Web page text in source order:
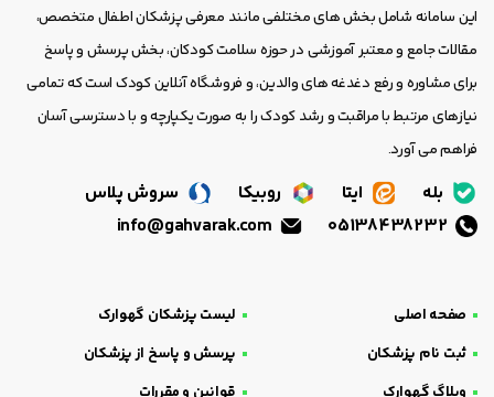
این سامانه شامل بخش های مختلفی مانند معرفی پزشکان اطفال متخصص،
مقالات جامع و معتبر آموزشی در حوزه سلامت کودکان، بخش پرسش و پاسخ
برای مشاوره و رفع دغدغه های والدین، و فروشگاه آنلاین کودک است که تمامی
نیازهای مرتبط با مراقبت و رشد کودک را به صورت یکپارچه و با دسترسی آسان
فراهم می آورد.
بله ایتا روبیکا
سروش پلاس
صفحه اصلی
لیست پزشکان گهوارک
ثبت نام پزشکان
پرسش و پاسخ از پزشکان
وبلاگ گهوارک
قوانین و مقررات